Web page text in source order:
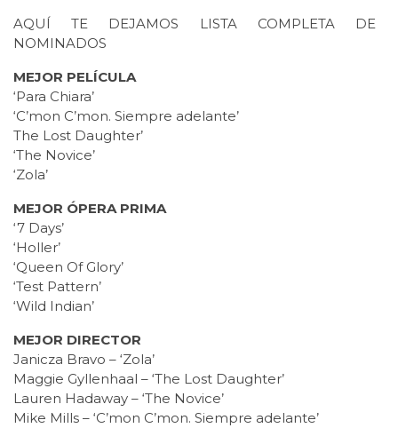
AQUÍ TE DEJAMOS LISTA COMPLETA DE
NOMINADOS
MEJOR PELÍCULA
‘Para Chiara’
‘C’mon C’mon. Siempre adelante’
The Lost Daughter’
‘The Novice’
‘Zola’
MEJOR ÓPERA PRIMA
‘7 Days’
‘Holler’
‘Queen Of Glory’
‘Test Pattern’
‘Wild Indian’
MEJOR DIRECTOR
Janicza Bravo – ‘Zola’
Maggie Gyllenhaal – ‘The Lost Daughter’
Lauren Hadaway – ‘The Novice’
Mike Mills – ‘C’mon C’mon. Siempre adelante’